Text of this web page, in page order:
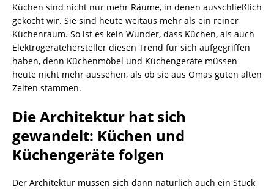
Küchen sind nicht nur mehr Räume, in denen ausschließlich
gekocht wir. Sie sind heute weitaus mehr als ein reiner
Küchenraum. So ist es kein Wunder, dass Küchen, als auch
Elektrogerätehersteller diesen Trend für sich aufgegriffen
haben, denn Küchenmöbel und Küchengeräte müssen
heute nicht mehr aussehen, als ob sie aus Omas guten alten
Zeiten stammen.
Die Architektur hat sich
gewandelt: Küchen und
Küchengeräte folgen
Der Architektur müssen sich dann natürlich auch ein Stück